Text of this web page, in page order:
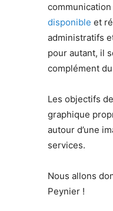
disponible et
administratifs
pour autant, il
complément
Les objectifs
graphique
autour d’une
services.
Nous allons
Peynier !